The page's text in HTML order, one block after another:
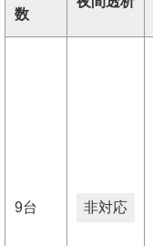
数
9台 非対応